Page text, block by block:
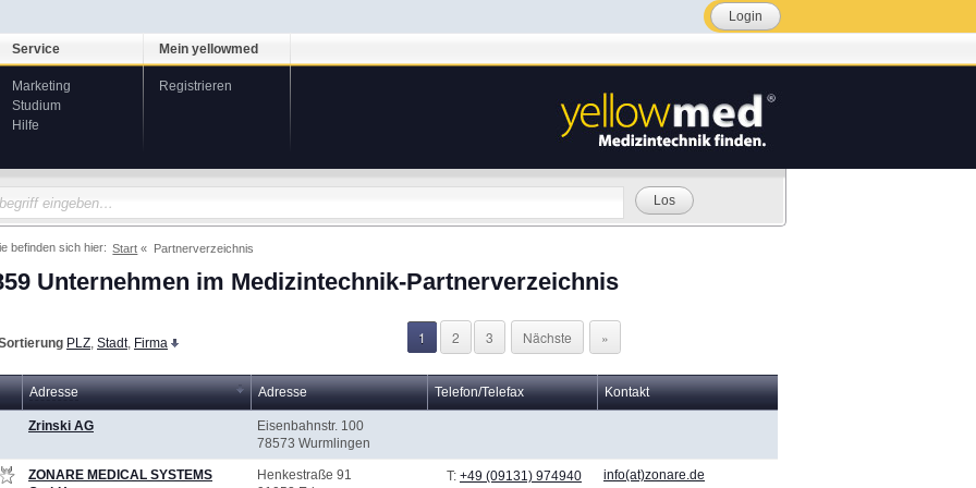
Login
Service
Marketing
Studium
Hilfe
Mein yellowmed
Registrieren
Los
befinden sich hier: Start Partnerverzeichnis
Unternehmen im Medizintechnik-Partnerverzeichnis
PLZ Stadt, Firma 1 2 3 Nächste »
Adresse Adresse Telefon/Telefax Kontakt
Zrinski AG
Eisenbahnstr. 100
78573 Wurmlingen
ZONARE MEDICAL SYSTEMS
Henkestraße 91
T: +49 (09131) 974940
info(at)zonare.de